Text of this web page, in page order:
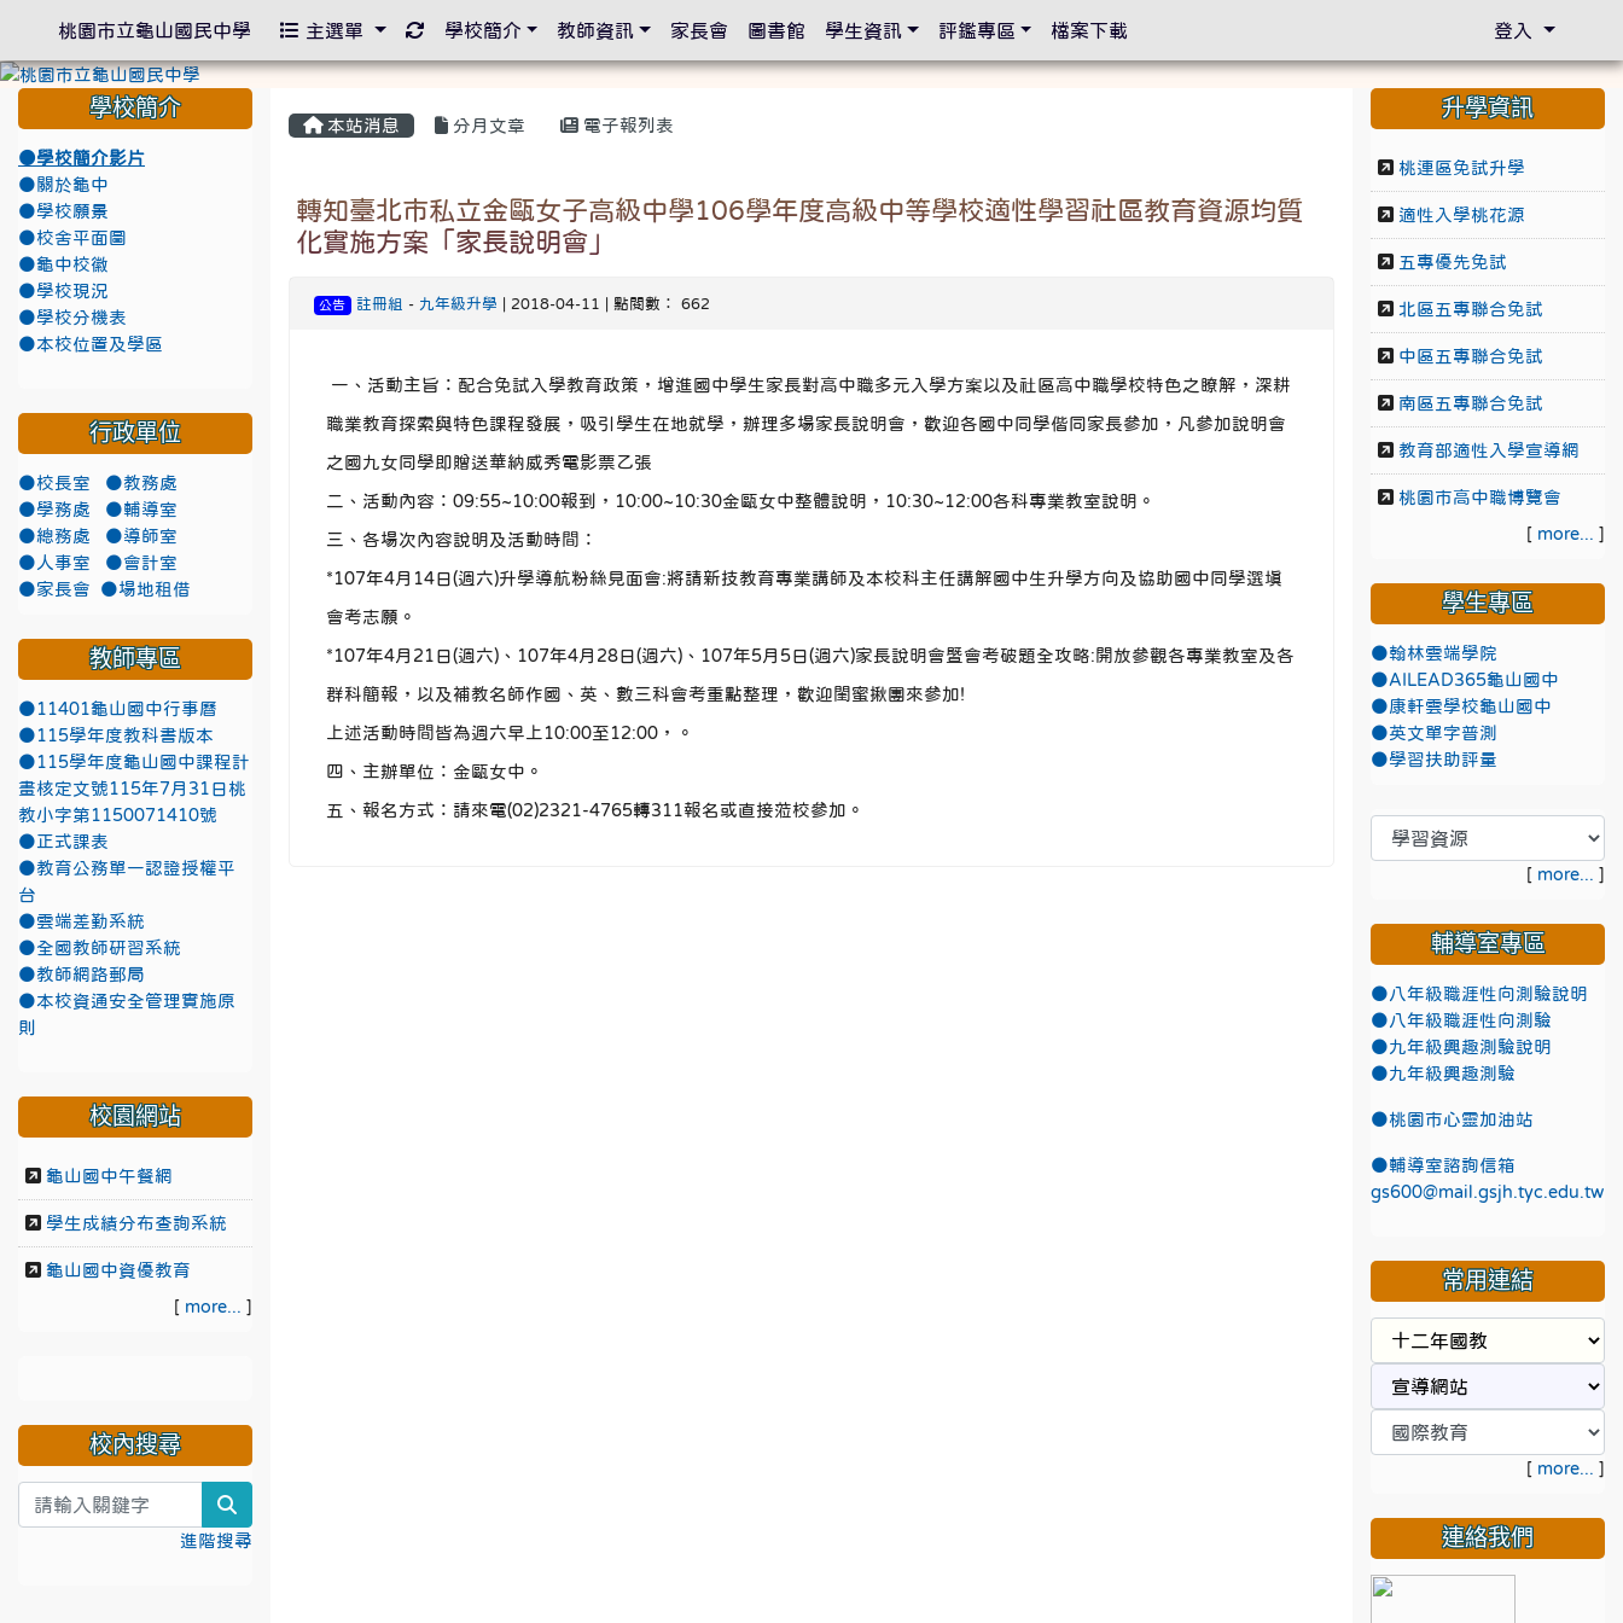
本站消息 分月文章 電子報列表
轉知臺北市私立金甌女子高級中學106學年度高級中等學校適性學習社區教育資源均質
化實施方案「家長說明會」
公告 註冊組 - 九年級升學 | 2018-04-11 | 點閱數： 662
一、活動主旨：配合免試入學教育政策，增進國中學生家長對高中職多元入學方案以及社區高中職學校特色之瞭解，深耕
職業教育探索與特色課程發展，吸引學生在地就學，辦理多場家長說明會，歡迎各國中同學偕同家長參加，凡參加說明會
之國九女同學即贈送華納威秀電影票乙張
二、活動內容：09:55~10:00報到，10:00~10:30金甌女中整體說明，10:30~12:00各科專業教室說明。
三、各場次內容說明及活動時間：
*107年4月14日(週六)升學導航粉絲見面會:將請新技教育專業講師及本校科主任講解國中生升學方向及協助國中同學選填
會考志願。
*107年4月21日(週六)、107年4月28日(週六)、107年5月5日(週六)家長說明會暨會考破題全攻略:開放參觀各專業教室及各
群科簡報，以及補教名師作國、英、數三科會考重點整理，歡迎閨蜜揪團來參加!
上述活動時間皆為週六早上10:00至12:00，。
四、主辦單位：金甌女中。
五、報名方式：請來電(02)2321-4765轉311報名或直接蒞校參加。
學校簡介
●學校簡介影片
●關於龜中
●學校願景
●校舍平面圖
●龜中校徽
●學校現況
●學校分機表
●本校位置及學區
行政單位
●校長室
●教務處
●學務處
●輔導室
●總務處
●導師室
●人事室
●會計室
●家長會
●場地租借
教師專區
●11401龜山國中行事曆
●115學年度教科書版本
●115學年度龜山國中課程計
畫核定文號115年7月31日桃
教小字第1150071410號
●正式課表
●教育公務單一認證授權平
台
●雲端差勤系統
●全國教師研習系統
●教師網路郵局
●本校資通安全管理實施原
則
校園網站
龜山國中午餐網
學生成績分布查詢系統
龜山國中資優教育
[ more... ]
校內搜尋
進階搜尋
升學資訊
桃連區免試升學
適性入學桃花源
五專優先免試
北區五專聯合免試
中區五專聯合免試
南區五專聯合免試
教育部適性入學宣導網
桃園市高中職博覽會
[ more... ]
學生專區
●翰林雲端學院
●AILEAD365龜山國中
●康軒雲學校龜山國中
●英文單字普測
●學習扶助評量
[ more... ]
輔導室專區
●八年級職涯性向測驗說明
●八年級職涯性向測驗
●九年級興趣測驗說明
●九年級興趣測驗
●桃園市心靈加油站
●輔導室諮詢信箱
gs600@mail.gsjh.tyc.edu.tw
常用連結
[ more... ]
連絡我們
桃園市立龜山國民中學 主選單 重新取得佈景設定
學校簡介 教師資訊 家長會 圖書館 學生資訊 評鑑專區 檔案下載 登入